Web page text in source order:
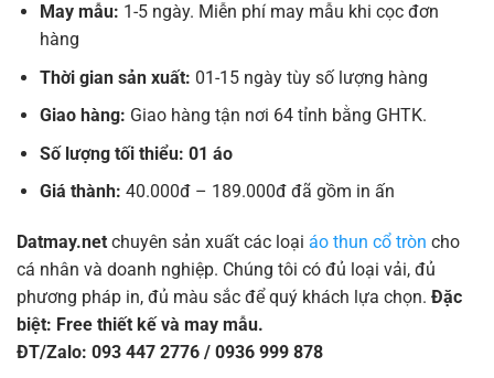
May mẫu: 1-5 ngày. Miễn phí may mẫu khi cọc đơn
hàng
Thời gian sản xuất: 01-15 ngày tùy số lượng hàng
Giao hàng: Giao hàng tận nơi 64 tỉnh bằng GHTK.
Số lượng tối thiểu: 01 áo
Giá thành: 40.000đ – 189.000đ đã gồm in ấn
Datmay.net chuyên sản xuất các loại áo thun cổ tròn cho
cá nhân và doanh nghiệp. Chúng tôi có đủ loại vải, đủ
phương pháp in, đủ màu sắc để quý khách lựa chọn. Đặc
biệt: Free thiết kế và may mẫu.
ĐT/Zalo: 093 447 2776 / 0936 999 878